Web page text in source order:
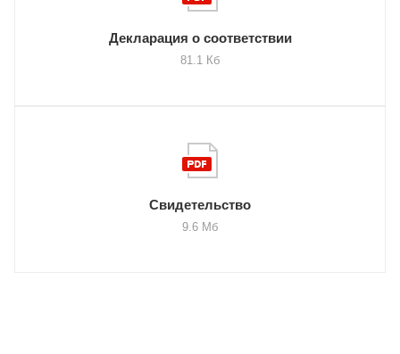
Декларация о соответствии
81.1 Кб
Свидетельство
9.6 Мб